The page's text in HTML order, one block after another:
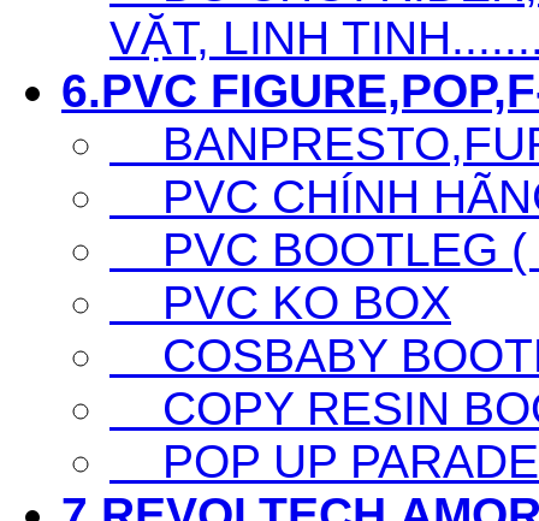
VẶT, LINH
6.PVC
PVC CHÍNH
PVC BOOTLEG (
PVC KO BOX
COSBABY
COPY RESIN
POP UP PARADE